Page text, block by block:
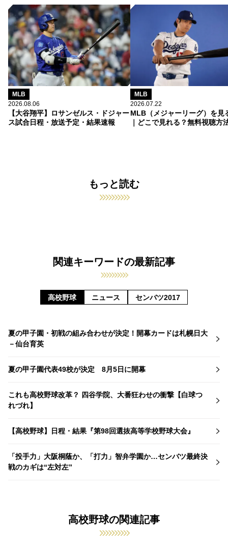
MLB
2026.08.06
【大谷翔平】ロサンゼルス・ドジャー
ス試合日程・放送予定・結果速報
MLB
2026.07.22
MLB（メジャーリーグ）を見
｜どこで見れる？無料視聴方
もっと読む
関連キーワードの最新記事
高校野球 ニュース センバツ2017
夏の甲子園・初戦の組み合わせが決定！開幕カードは札幌日大
－仙台育英
夏の甲子園代表49校が決定 8月5日に開幕
これも高校野球改革？ 四谷学院、大番狂わせの衝撃【白球つ
れづれ】
【高校野球】日程・結果『第98回選抜高等学校野球大会』
「投手力」大阪桐蔭か、「打力」智弁学園か…センバツ最終決
戦のカギは“左対左”
高校野球の関連記事